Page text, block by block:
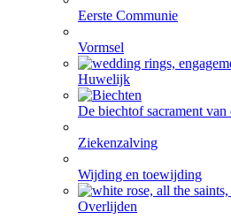
Eerste Communie
Vormsel
Huwelijk
De biechtof sacrament
Ziekenzalving
Wijding en toewijding
Overlijden